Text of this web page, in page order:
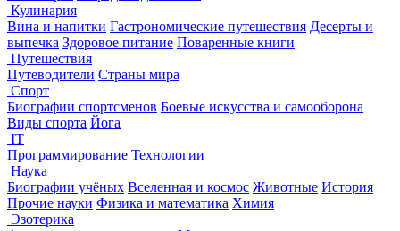
Кулинария
Вина и напитки Гастрономические путешествия Десерты и
выпечка Здоровое питание Поваренные книги
Путешествия
Путеводители Страны мира
Спорт
Биографии спортсменов Боевые искусства и самооборона
Виды спорта Йога
IT
Программирование Технологии
Наука
Биографии учёных Вселенная и космос Животные История
Прочие науки Физика и математика Химия
Эзотерика